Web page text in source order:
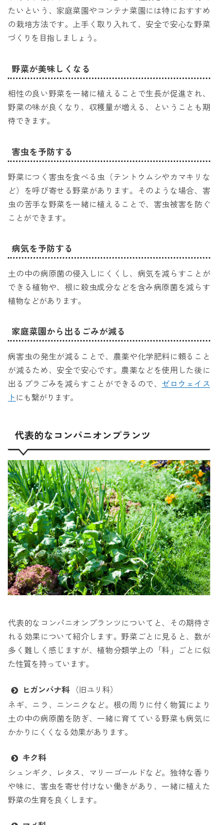
たいという、家庭菜園やコンテナ菜園には特におすすめ
の栽培方法です。上手く取り入れて、安全で安心な野菜
づくりを目指しましょう。
野菜が美味しくなる
相性の良い野菜を一緒に植えることで生長が促進され、
野菜の味が良くなり、収穫量が増える、ということも期
待できます。
害虫を予防する
野菜につく害虫を食べる虫（テントウムシやカマキリな
ど）を呼び寄せる野菜があります。そのような場合、害
虫の苦手な野菜を一緒に植えることで、害虫被害を防ぐ
ことができます。
病気を予防する
土の中の病原菌の侵入しにくくし、病気を減らすことが
できる植物や、根に殺虫成分などを含み病原菌を減らす
植物などがあります。
家庭菜園から出るごみが減る
病害虫の発生が減ることで、農薬や化学肥料に頼ること
が減るため、安全で安心です。農薬などを使用した後に
出るプラごみを減らすことができるので、 ゼロウェイス
ト にも繋がります。
代表的なコンパニオンプランツ
代表的なコンパニオンプランツについてと、その期待さ
れる効果について紹介します。野菜ごとに見ると、数が
多く難しく感じますが、植物分類学上の「科」ごとに似
た性質を持っています。
ヒガンバナ科（旧ユリ科）
ネギ、ニラ、ニンニクなど。根の周りに付く物質により
土の中の病原菌を防ぎ、一緒に育てている野菜も病気に
かかりにくくなる効果があります。
キク科
シュンギク、レタス、マリーゴールドなど。独特な香り
や味に、害虫を寄せ付けない働きがあり、一緒に植えた
野菜の生育を良くします。